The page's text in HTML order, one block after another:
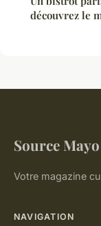
découvrez le
Source Mayo
Votre magazine
NAVIGATION